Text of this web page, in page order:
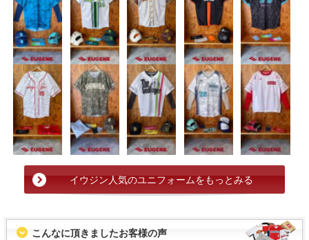
イウジン人気のユニフォームをもっとみる
こんなに頂きましたお客様の声